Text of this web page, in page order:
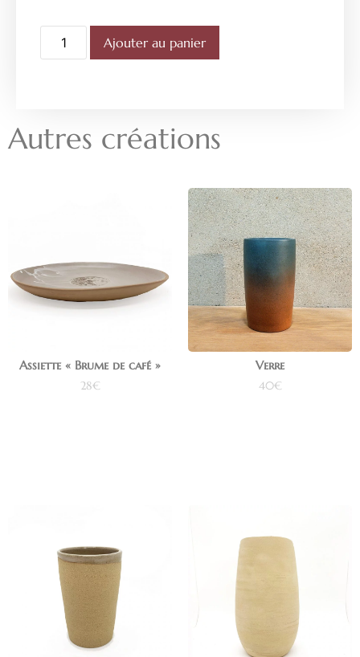
Ajouter au panier
Autres créations
Assiette « Brume de café »
28€
Verre
40€